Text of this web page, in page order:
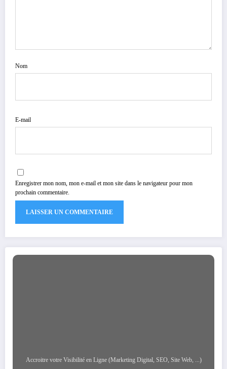
Nom
E-mail
Enregistrer mon nom, mon e-mail et mon site dans le navigateur pour mon
prochain commentaire.
Accroitre votre Visibilité en Ligne (Marketing Digital, SEO, Site Web, ...)